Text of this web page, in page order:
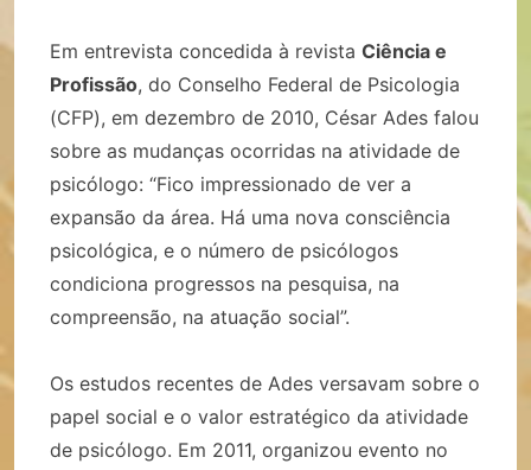
Em entrevista concedida à revista Ciência e
Profissão, do Conselho Federal de Psicologia
(CFP), em dezembro de 2010, César Ades falou
sobre as mudanças ocorridas na atividade de
psicólogo: “Fico impressionado de ver a
expansão da área. Há uma nova consciência
psicológica, e o número de psicólogos
condiciona progressos na pesquisa, na
compreensão, na atuação social”.
Os estudos recentes de Ades versavam sobre o
papel social e o valor estratégico da atividade
de psicólogo. Em 2011, organizou evento no